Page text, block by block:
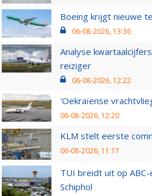
Boeing krijgt nieuwe
06-08-2026, 13:36
Analyse
reiziger
06-08-2026, 12:22
'Oekraïense
06-08-2026, 12:20
KLM stelt eerste
06-08-2026, 11:17
TUI breidt uit op
Schiphol